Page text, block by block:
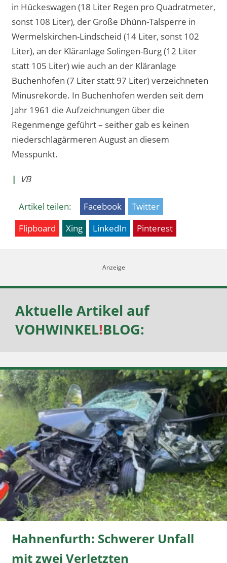
in Hückeswagen (18 Liter Regen pro Quadratmeter,
sonst 108 Liter), der Große Dhünn-Talsperre in
Wermelskirchen-Lindscheid (14 Liter, sonst 102
Liter), an der Kläranlage Solingen-Burg (12 Liter
statt 105 Liter) wie auch an der Kläranlage
Buchenhofen (7 Liter statt 97 Liter) verzeichneten
Minusrekorde. In Buchenhofen werden seit dem
Jahr 1961 die Aufzeichnungen über die
Regenmenge geführt – seither gab es keinen
niederschlagärmeren August an diesem
Messpunkt.
| VB
Artikel teilen: Facebook
Twitter
Flipboard
Xing LinkedIn Pinterest
Aktuelle Artikel auf
VOHWINKEL!BLOG:
Hahnenfurth: Schwerer Unfall
mit zwei Verletzten